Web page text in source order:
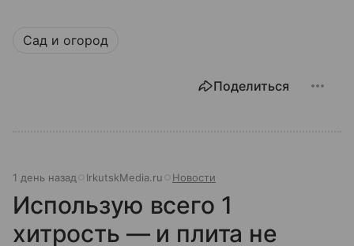
Сад и огород
Поделиться
1 день назад IrkutskMedia.ru Новости
Использую всего 1
хитрость — и плита не